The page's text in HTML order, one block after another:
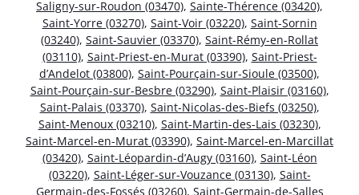
Saligny-sur-Roudon (03470), Sainte-Thérence (03420),
Saint-Yorre (03270), Saint-Voir (03220), Saint-Sornin
(03240), Saint-Sauvier (03370), Saint-Rémy-en-Rollat
(03110), Saint-Priest-en-Murat (03390), Saint-Priest-
d’Andelot (03800), Saint-Pourçain-sur-Sioule (03500),
Saint-Pourçain-sur-Besbre (03290), Saint-Plaisir (03160),
Saint-Palais (03370), Saint-Nicolas-des-Biefs (03250),
Saint-Menoux (03210), Saint-Martin-des-Lais (03230),
Saint-Marcel-en-Murat (03390), Saint-Marcel-en-Marcillat
(03420), Saint-Léopardin-d’Augy (03160), Saint-Léon
(03220), Saint-Léger-sur-Vouzance (03130), Saint-
Germain-des-Fossés (03260), Saint-Germain-de-Salles